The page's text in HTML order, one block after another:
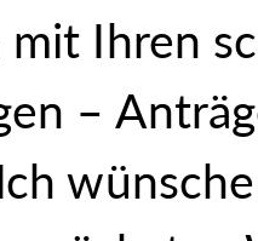
mit Ihren
–